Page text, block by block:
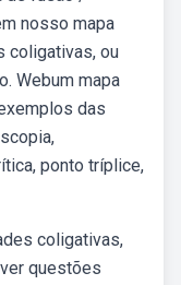
nosso mapa
coligativas, ou
Webum mapa
das
ponto tríplice,
coligativas,
questões